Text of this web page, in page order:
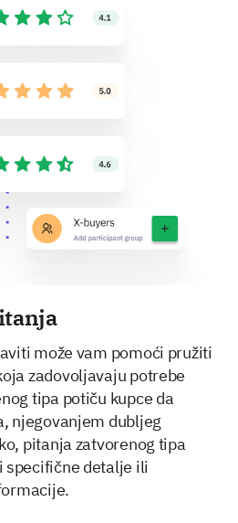
može vam pomoći pružiti
zadovoljavaju potrebe
tipa potiču kupce da
njegovanjem dubljeg
pitanja zatvorenog tipa
detalje ili